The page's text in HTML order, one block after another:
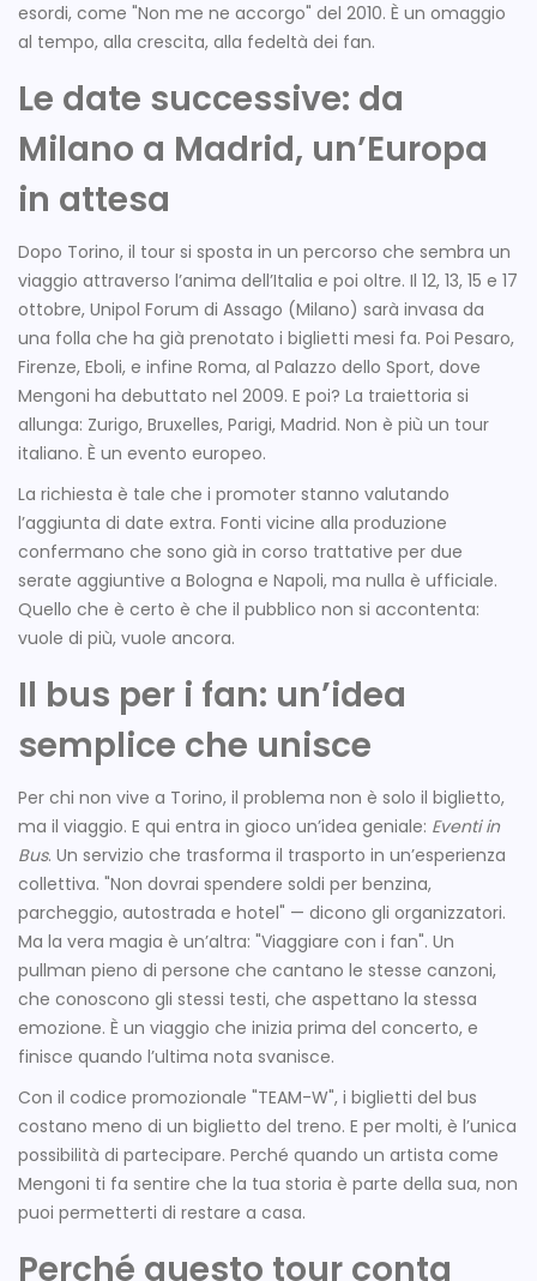
esordi, come "Non me ne accorgo" del 2010. È un omaggio
al tempo, alla crescita, alla fedeltà dei fan.
Le date successive: da
Milano a Madrid, un’Europa
in attesa
Dopo Torino, il tour si sposta in un percorso che sembra un
viaggio attraverso l’anima dell’Italia e poi oltre. Il 12, 13, 15 e 17
ottobre, Unipol Forum di Assago (Milano) sarà invasa da
una folla che ha già prenotato i biglietti mesi fa. Poi Pesaro,
Firenze, Eboli, e infine Roma, al Palazzo dello Sport, dove
Mengoni ha debuttato nel 2009. E poi? La traiettoria si
allunga: Zurigo, Bruxelles, Parigi, Madrid. Non è più un tour
italiano. È un evento europeo.
La richiesta è tale che i promoter stanno valutando
l’aggiunta di date extra. Fonti vicine alla produzione
confermano che sono già in corso trattative per due
serate aggiuntive a Bologna e Napoli, ma nulla è ufficiale.
Quello che è certo è che il pubblico non si accontenta:
vuole di più, vuole ancora.
Il bus per i fan: un’idea
semplice che unisce
Per chi non vive a Torino, il problema non è solo il biglietto,
ma il viaggio. E qui entra in gioco un’idea geniale: Eventi in
Bus. Un servizio che trasforma il trasporto in un’esperienza
collettiva. "Non dovrai spendere soldi per benzina,
parcheggio, autostrada e hotel" — dicono gli organizzatori.
Ma la vera magia è un’altra: "Viaggiare con i fan". Un
pullman pieno di persone che cantano le stesse canzoni,
che conoscono gli stessi testi, che aspettano la stessa
emozione. È un viaggio che inizia prima del concerto, e
finisce quando l’ultima nota svanisce.
Con il codice promozionale "TEAM-W", i biglietti del bus
costano meno di un biglietto del treno. E per molti, è l’unica
possibilità di partecipare. Perché quando un artista come
Mengoni ti fa sentire che la tua storia è parte della sua, non
puoi permetterti di restare a casa.
Perché questo tour conta